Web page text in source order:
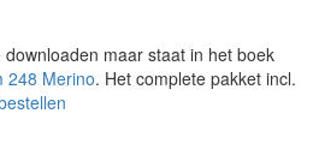
downloaden maar staat in het boek
248 Merino. Het complete pakket incl.